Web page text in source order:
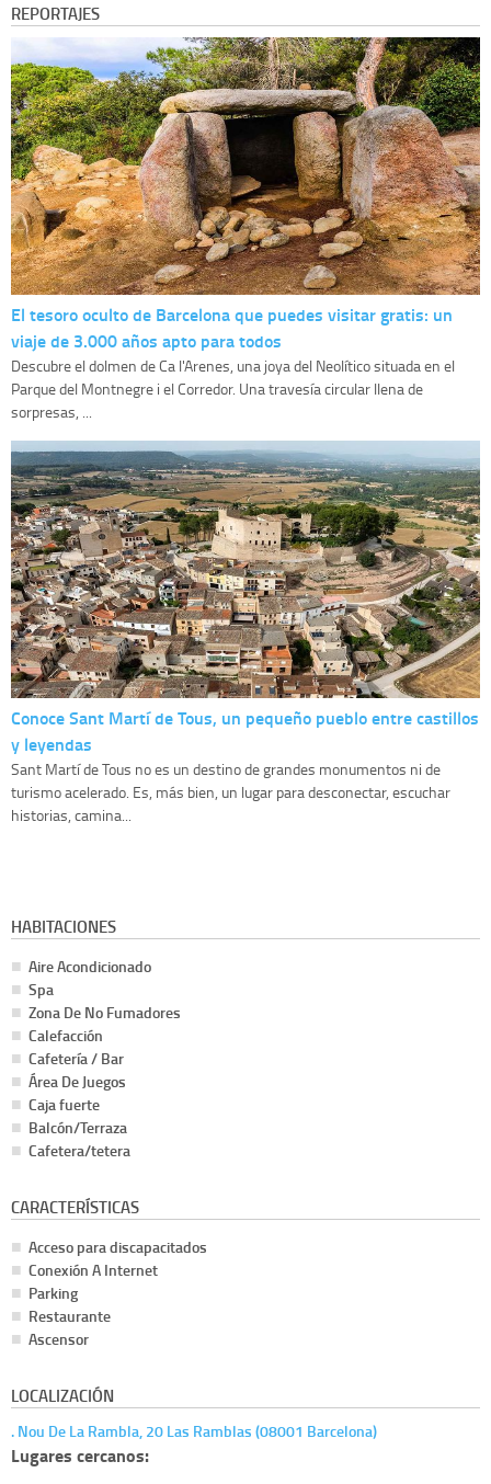
REPORTAJES
El tesoro oculto de Barcelona que puedes visitar gratis: un
viaje de 3.000 años apto para todos
Descubre el dolmen de Ca l'Arenes, una joya del Neolítico situada en el
Parque del Montnegre i el Corredor. Una travesía circular llena de
sorpresas, ...
Conoce Sant Martí de Tous, un pequeño pueblo entre castillos
y leyendas
Sant Martí de Tous no es un destino de grandes monumentos ni de
turismo acelerado. Es, más bien, un lugar para desconectar, escuchar
historias, camina...
HABITACIONES
Aire Acondicionado
Spa
Zona De No Fumadores
Calefacción
Cafetería / Bar
Área De Juegos
Caja fuerte
Balcón/Terraza
Cafetera/tetera
CARACTERÍSTICAS
Acceso para discapacitados
Conexión A Internet
Parking
Restaurante
Ascensor
LOCALIZACIÓN
. Nou De La Rambla, 20 Las Ramblas (08001 Barcelona)
Lugares cercanos: